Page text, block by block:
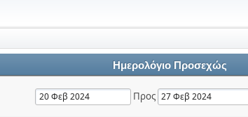
Ημερολόγιο Προσεχώς
Προς